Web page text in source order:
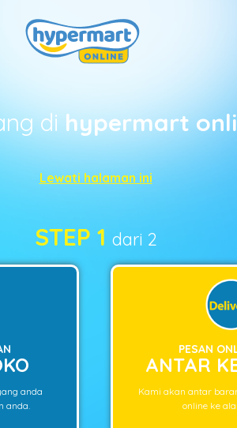
di hypermart
Lewati halaman ini
STEP 1 dari 2
anda
anda.
PESAN
ANTAR
Kami akan antar
online ke